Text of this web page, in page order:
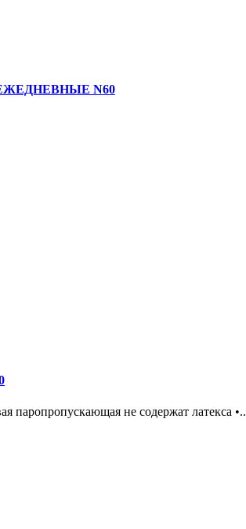
ЕЖЕДНЕВНЫЕ N60
паропропускающая не содержат латекса •..